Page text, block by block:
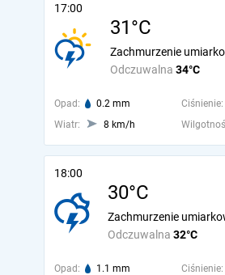
17:00
31°C
Odczuwalna 34°C
Zachmurzenie
Opad: 0.2 mm Ciśnienie:
Wiatr:
8 km/h
18:00
30°C
Odczuwalna 32°C
Zachmurzenie
Opad: 1.1 mm Ciśnienie: